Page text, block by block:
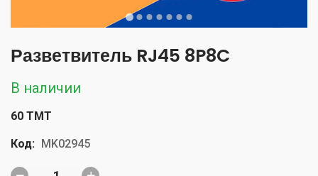
Разветвитель RJ45 8P8C
В наличии
60 TMT
Код: MK02945